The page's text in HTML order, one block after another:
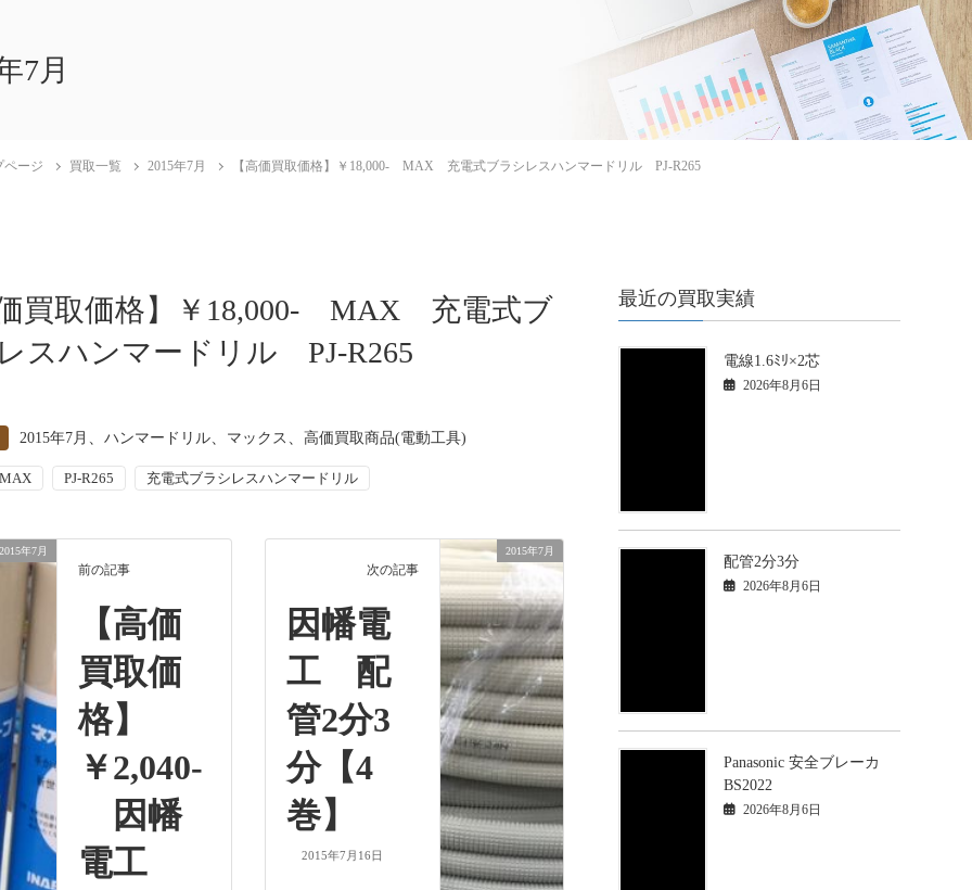
7月
ページ 買取一覧 2015年7月 【高価買取価格】￥18,000- MAX 充電式ブラシレスハンマードリル PJ-R265
買取価格】￥18,000- MAX 充電式ブ
スハンマードリル PJ-R265
2015年7月 、ハンマードリル、 マックス 、高価買取商品(電動工具)
MAX PJ-R265 充電式ブラシレスハンマードリル
2015年7月
前の記事
【高価
買取価
格】
￥2,040-
因幡
電工
2015年7月
次の記事
因幡電
工 配
管2分3
分【4
巻】
2015年7月16日
最近の買取実績
電線1.6ﾐﾘ×2芯
2026年8月6日
配管2分3分
2026年8月6日
Panasonic 安全ブレーカ
BS2022
2026年8月6日